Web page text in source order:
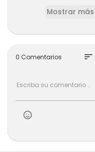
Mostrar más
0 Comentarios sort